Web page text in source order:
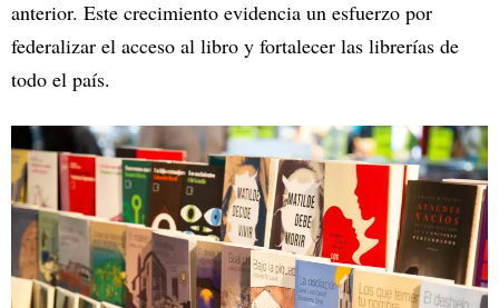
anterior. Este crecimiento evidencia un esfuerzo por
federalizar el acceso al libro y fortalecer las librerías de
todo el país.